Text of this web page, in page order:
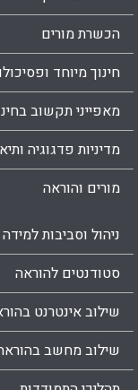
הכשרת מורים
חינוך מיוחד
מאפייני תקשוב
מדיניות פדגוגיה
מורים והוראה
ניהול וסביבות למידה
סטודנטים להוראה
שילוב אינטרנט
שילוב מחשב